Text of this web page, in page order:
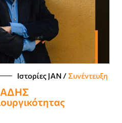
Ιστορίες JΑΝ /Συνέντευξη